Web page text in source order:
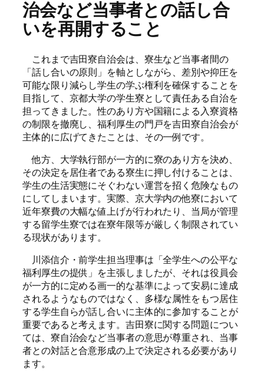
治会など当事者との話し合
いを再開すること
これまで吉田寮自治会は、寮生など当事者間の
「話し合いの原則」を軸としながら、差別や抑圧を
可能な限り減らし学生の学ぶ権利を確保することを
目指して、京都大学の学生寮として責任ある自治を
担ってきました。性のあり方や国籍による入寮資格
の制限を撤廃し、福利厚生の門戸を吉田寮自治会が
主体的に広げてきたことは、その一例です。
他方、大学執行部が一方的に寮のあり方を決め、
その決定を居住者である寮生に押し付けることは、
学生の生活実態にそぐわない運営を招く危険なもの
にしてしまいます。実際、京大学内の他寮において
近年寮費の大幅な値上げが行われたり、当局が管理
する留学生寮では在寮年限等が厳しく制限されてい
る現状があります。
川添信介・前学生担当理事は「全学生への公平な
福利厚生の提供」を主張しましたが、それは役員会
が一方的に定める画一的な基準によって安易に達成
されるようなものではなく、多様な属性をもつ居住
する学生自らが話し合いに主体的に参加することが
重要であると考えます。吉田寮に関する問題につい
ては、寮自治会など当事者の意思が尊重され、当事
者との対話と合意形成の上で決定される必要があり
ます。